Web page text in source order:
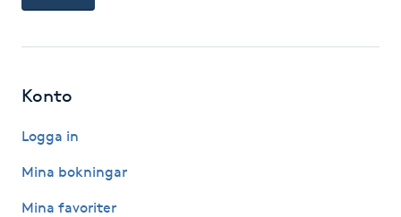
Huduppstramning
Konto
Logga in
Mina bokningar
Mina favoriter